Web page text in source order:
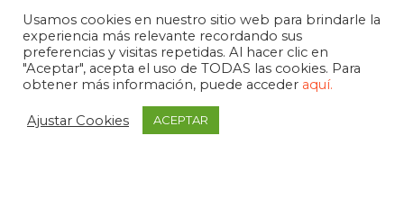
Usamos cookies en nuestro sitio web para brindarle la
experiencia más relevante recordando sus
preferencias y visitas repetidas. Al hacer clic en
"Aceptar", acepta el uso de TODAS las cookies. Para
obtener más información, puede acceder aquí.
Ajustar Cookies ACEPTAR